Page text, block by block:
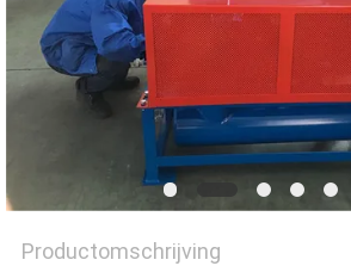
Productomschrijving